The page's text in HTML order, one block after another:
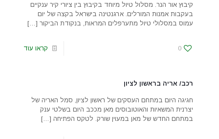
קיבוץ אור הנר. מסלול טיול מיוחד בקיבוץ בין ציורי קיר ענקיים
בעקבות אמנות המורלים. ארגנטינה בישראל בקצה של יום
עמוס במסלולי טיול מתערפלים המראות, בנקודת הביקור […]
0 קראו עוד
רכב/ אריה בראשון לציון
חגיגה היום במתחם העסקים של ראשון לציון, סמל האריה של
יצרנית המשאיות והאוטובוסים מאן מככב היום בשלטי ענק
במתחם החדש של מאן במעוין שורק. לטקס הפתיחה […]